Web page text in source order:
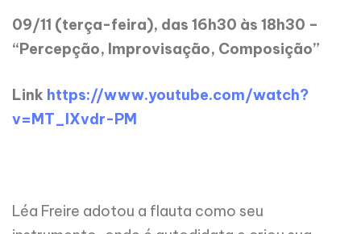
09/11 (terça-feira), das 16h30 às 18h30 –
“Percepção, Improvisação, Composição”
Link https://www.youtube.com/watch?
v=MT_IXvdr-PM
Léa Freire adotou a flauta como seu